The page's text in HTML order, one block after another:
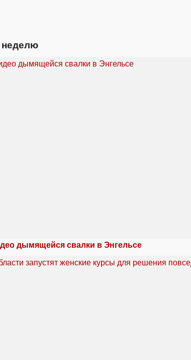
неделю
дымящейся свалки в Энгельсе